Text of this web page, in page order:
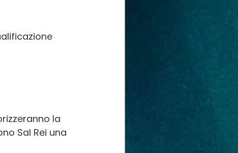
la
Sal Rei una